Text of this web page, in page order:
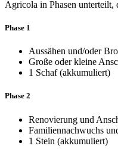
Agricola in Phasen unterteilt,
Phase 1
Aussähen und/oder
Große oder kleine
1 Schaf (akkumuliert)
Phase 2
Renovierung und
Familiennachwuchs
1 Stein (akkumuliert)